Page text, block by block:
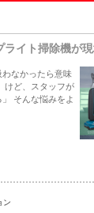
イト掃除機が
わなかったら意味
けど、スタッフが
そんな悩みをよ
ン